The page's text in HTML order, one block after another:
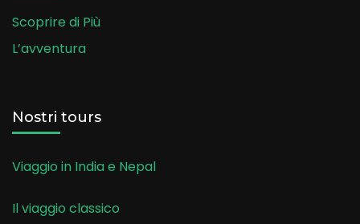
Scoprire di Più
L’avventura
Nostri tours
Viaggio in India e Nepal
Il viaggio classico